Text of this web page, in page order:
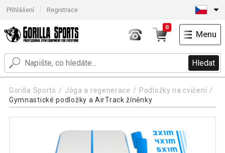
Přihlášení Registrace
Hledat
0
Menu
Gorilla Sports Jóga a regenerace
Podložky na cvičení
Gymnastické podložky a AirTrack žíněnky